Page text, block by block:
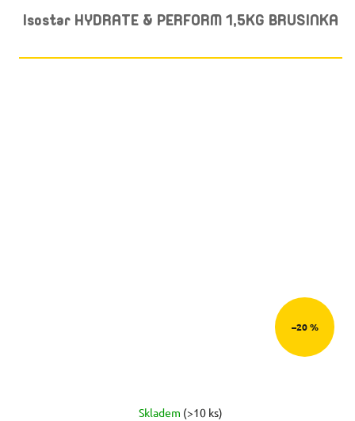
Isostar HYDRATE & PERFORM 1,5KG BRUSINKA
–20 %
Skladem (>10 ks)